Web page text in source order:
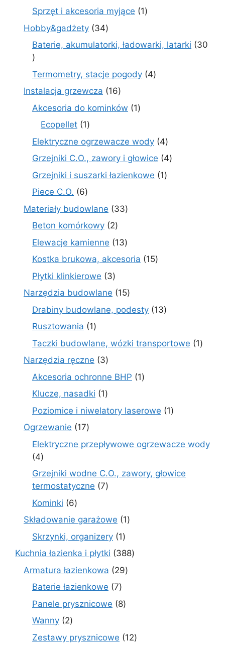
produkty
Sprzęt i akcesoria myjące 11
Hobby&gadżety 3434
produkty
Baterie, akumulatorki, ładowarki, latarki
30
30
produktów
Termometry, stacje pogody 44
Instalacja grzewcza 1616
produktów
Akcesoria do kominków 11
Ecopellet 11
Elektryczne ogrzewacze wody 44
produkty
Grzejniki C.O., zawory i głowice 44
Grzejniki i suszarki łazienkowe 11
Piece C.O. 66
produktów
Materiały budowlane 3333
Beton komórkowy 22
produkty
Elewacje kamienne 1313
produktów
Kostka brukowa, akcesoria 1515
Płytki klinkierowe 33
produkty
Narzędzia budowlane 1515
produktów
Drabiny budowlane, podesty 1313
Rusztowania 11
produkt
Taczki budowlane, wózki transportowe 11
Narzędzia ręczne 33
produkty
Akcesoria ochronne BHP 11
Klucze, nasadki 11
produkt
Poziomice i niwelatory laserowe 11
Ogrzewanie 1717
produktów
Elektryczne przepływowe ogrzewacze wody
44
produkty
Grzejniki wodne C.O., zawory, głowice
termostatyczne 77
Kominki 66
produktów
Składowanie garażowe 11
Skrzynki, organizery 11
produkt
Kuchnia łazienka i płytki 388388
Armatura łazienkowa 2929
Baterie łazienkowe 77
produktów
Panele prysznicowe 88
Wanny 22
produkty
Zestawy prysznicowe 1212